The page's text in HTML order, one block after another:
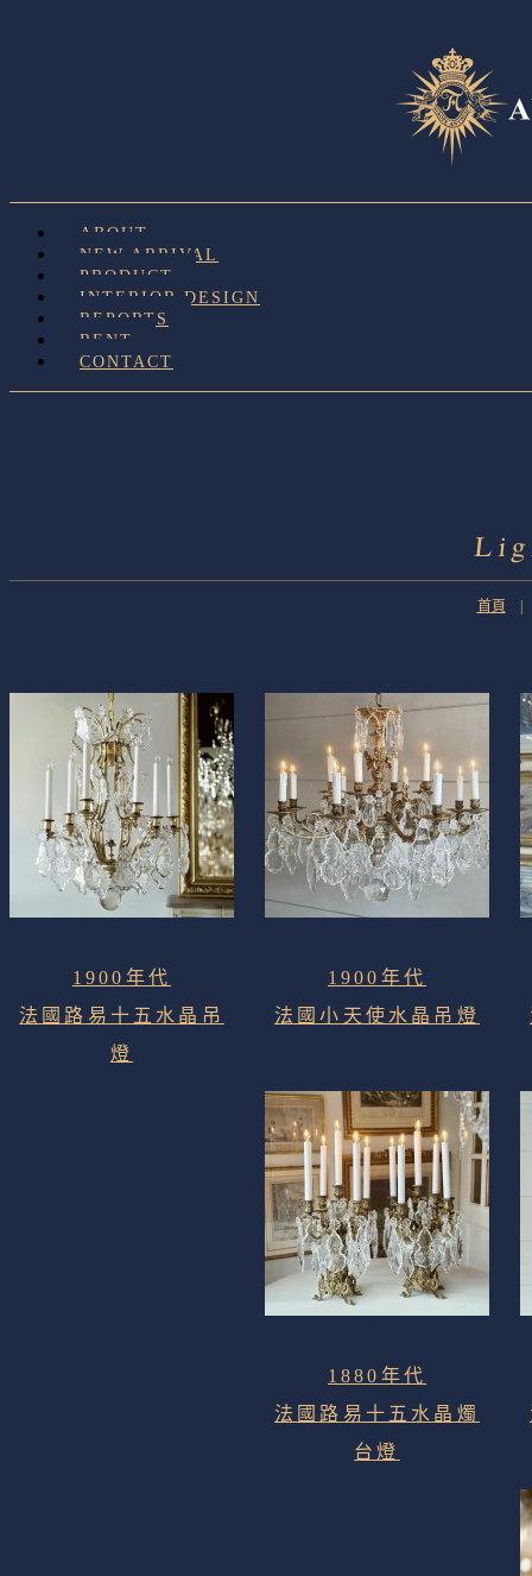
ABOUT
NEW ARRIVAL
PRODUCT
INTERIOR DESIGN
REPORTS
RENT
CONTACT
首頁
1900年代
法國路易十五水晶吊
燈
1900年代
法國小天使水晶吊燈
1880年代
法國路易十五水晶燭
台燈